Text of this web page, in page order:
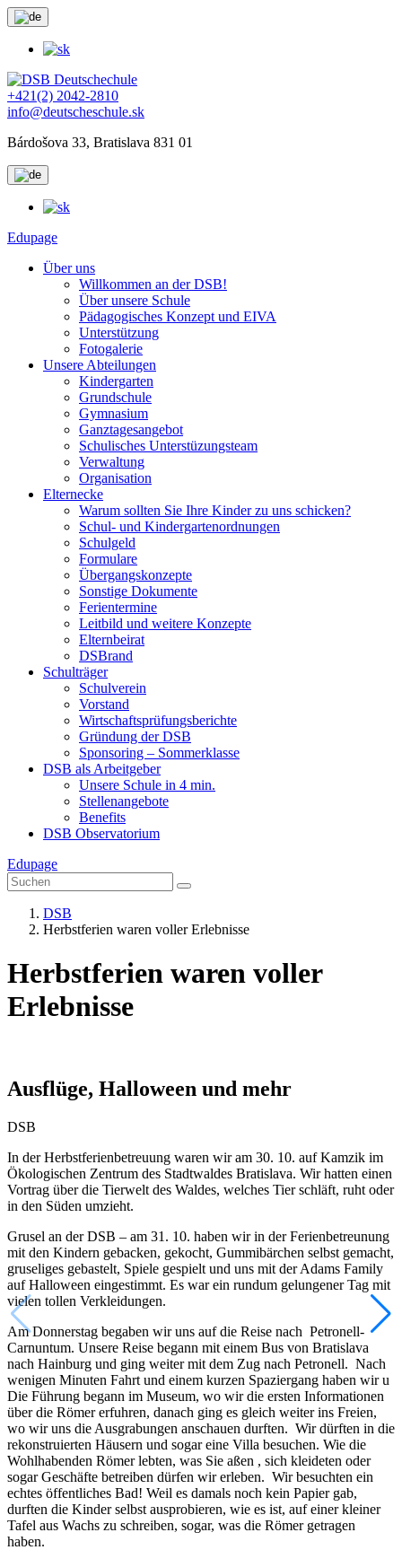
+421(2) 2042-2810
info@deutscheschule.sk
Bárdošova 33, Bratislava 831 01
Edupage
Über uns
Willkommen an der DSB!
Über unsere Schule
Pädagogisches Konzept und EIVA
Unterstützung
Fotogalerie
Unsere Abteilungen
Kindergarten
Grundschule
Gymnasium
Ganztagesangebot
Schulisches Unterstüzungsteam
Verwaltung
Organisation
Elternecke
Warum sollten Sie Ihre Kinder zu uns schicken?
Schul- und Kindergartenordnungen
Schulgeld
Formulare
Übergangskonzepte
Sonstige Dokumente
Ferientermine
Leitbild und weitere Konzepte
Elternbeirat
DSBrand
Schulträger
Schulverein
Vorstand
Wirtschaftsprüfungsberichte
Gründung der DSB
Sponsoring – Sommerklasse
DSB als Arbeitgeber
Unsere Schule in 4 min.
Stellenangebote
Benefits
DSB Observatorium
Edupage
DSB
Herbstferien waren voller Erlebnisse
Herbstferien waren voller
Erlebnisse
Ausflüge, Halloween und mehr
DSB
In der Herbstferienbetreuung waren wir am 30. 10. auf Kamzik im
Ökologischen Zentrum des Stadtwaldes Bratislava. Wir hatten einen
Vortrag über die Tierwelt des Waldes, welches Tier schläft, ruht oder
in den Süden umzieht.
Grusel an der DSB – am 31. 10. haben wir in der Ferienbetreunung
mit den Kindern gebacken, gekocht, Gummibärchen selbst gemacht,
gruseliges gebastelt, Spiele gespielt und uns mit der Adams Family
auf Halloween eingestimmt. Es war ein rundum gelungener Tag mit
vielen tollen Verkleidungen.
Am Donnerstag begaben wir uns auf die Reise nach Petronell-
Carnuntum. Unsere Reise begann mit einem Bus von Bratislava
nach Hainburg und ging weiter mit dem Zug nach Petronell. Nach
wenigen Minuten Fahrt und einem kurzen Spaziergang haben wir u
Die Führung begann im Museum, wo wir die ersten Informationen
über die Römer erfuhren, danach ging es gleich weiter ins Freien,
wo wir uns die Ausgrabungen anschauen durften. Wir dürften in die
rekonstruierten Häusern und sogar eine Villa besuchen. Wie die
Wohlhabenden Römer lebten, was Sie aßen , sich kleideten oder
sogar Geschäfte betreiben dürfen wir erleben. Wir besuchten ein
echtes öffentliches Bad! Weil es damals noch kein Papier gab,
durften die Kinder selbst ausprobieren, wie es ist, auf einer kleiner
Tafel aus Wachs zu schreiben, sogar, was die Römer getragen
haben.